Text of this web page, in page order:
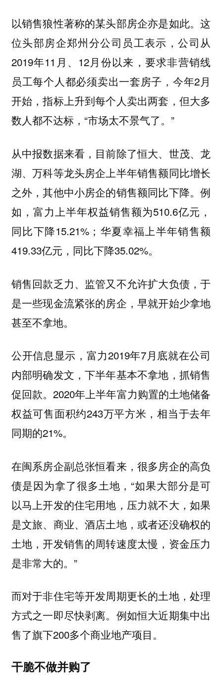
以销售狼性著称的某头部房企亦是如此。这
位头部房企郑州分公司员工表示，公司从
2019年11月、12月份以来，要求非营销线
员工每个人都必须卖出一套房子，今年2月
开始，指标上升到每个人卖出两套，但大多
数人都不达标，“市场太不景气了。”
从中报数据来看，目前除了恒大、世茂、龙
湖、万科等龙头房企上半年销售额同比增长
之外，其他中小房企的销售额同比下降。例
如，富力上半年权益销售额为510.6亿元，
同比下降15.21%；华夏幸福上半年销售额
419.33亿元，同比下降35.02%。
销售回款乏力、监管又不允许扩大负债，于
是一些现金流紧张的房企，早就开始少拿地
甚至不拿地。
公开信息显示，富力2019年7月底就在公司
内部明确发文，下半年基本不拿地，抓销售
促回款。2020年上半年富力购置的土地储备
权益可售面积约243万平方米，相当于去年
同期的21%。
在闽系房企副总张恒看来，很多房企的高负
债是因为拿了很多土地，“如果大部分是可
以马上开发的住宅用地，压力就不大，如果
是文旅、商业、酒店土地，或者还没确权的
土地，开发销售的周转速度太慢，资金压力
是非常大的。”
而对于非住宅等开发周期更长的土地，处理
方式之一即尽快剥离。例如恒大近期集中出
售了旗下200多个商业地产项目。
干脆不做并购了